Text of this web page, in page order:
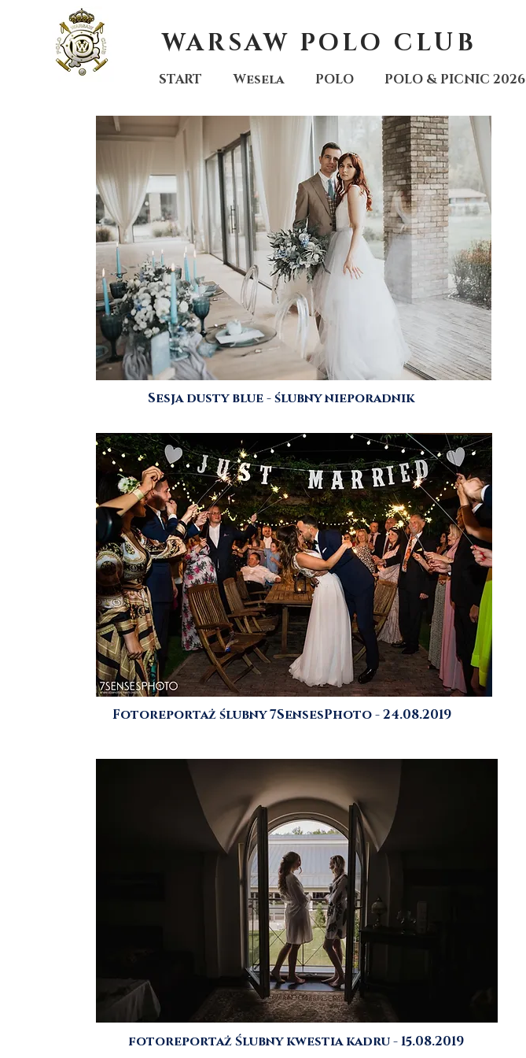
WARSAW POLO CLUB
START Wesela POLO POLO & PICNIC 2026
Sesja dusty blue - ślubny nieporadnik
Fotoreportaż ślubny 7SensesPhoto - 24.08.2019
fotoreportaż Ślubny kwestia kadru - 15.08.2019